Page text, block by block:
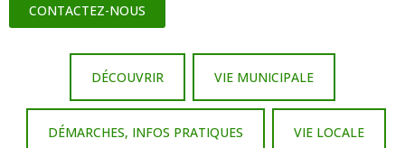
CONTACTEZ-NOUS
DÉCOUVRIR VIE MUNICIPALE
DÉMARCHES, INFOS PRATIQUES VIE LOCALE